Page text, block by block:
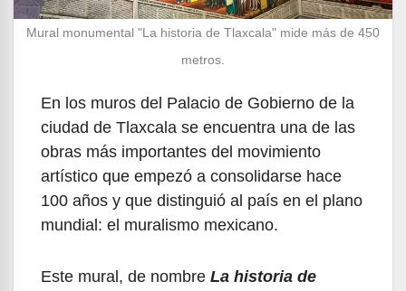
Mural monumental "La historia de Tlaxcala" mide más de 450
metros.
En los muros del Palacio de Gobierno de la
ciudad de Tlaxcala se encuentra una de las
obras más importantes del movimiento
artístico que empezó a consolidarse hace
100 años y que distinguió al país en el plano
mundial: el muralismo mexicano.
Este mural, de nombre La historia de